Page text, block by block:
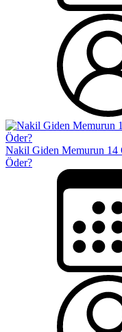
Nakil Giden Memurun 14
Öder?